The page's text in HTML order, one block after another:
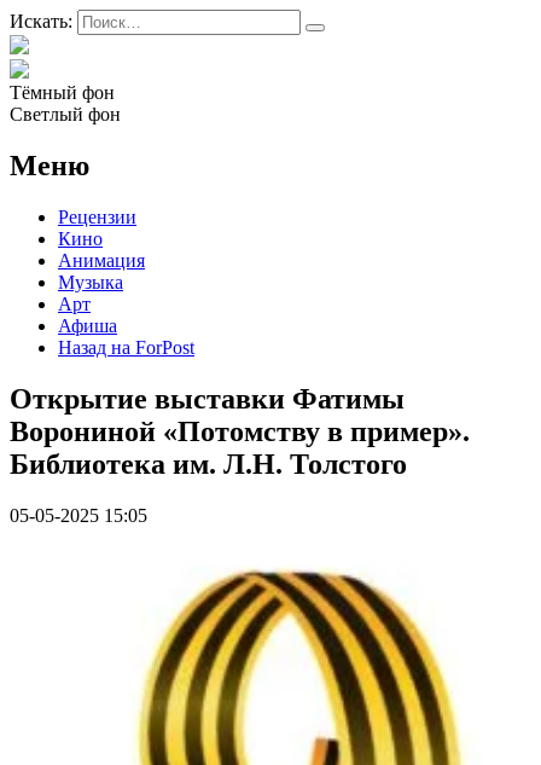
Искать:
Тёмный фон
Светлый фон
Меню
Рецензии
Кино
Анимация
Музыка
Арт
Афиша
Назад на ForPost
Открытие выставки Фатимы
Ворониной «Потомству в пример».
Библиотека им. Л.Н. Толстого
05-05-2025 15:05